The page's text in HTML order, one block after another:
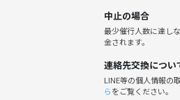
■下記の行為はご遠慮
・当日の無断キャンセ
・勧誘・営業・告知
・開催内容や風景写
■当日は、安心して
いただいております。
中止の場合
最少催行人数に達し
金されます。
連絡先交換につい
LINE等の個人情報の
らをご覧ください。